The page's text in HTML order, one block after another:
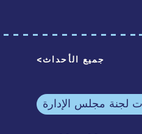
جميع الأحداث
لجنة مجلس الإدارة